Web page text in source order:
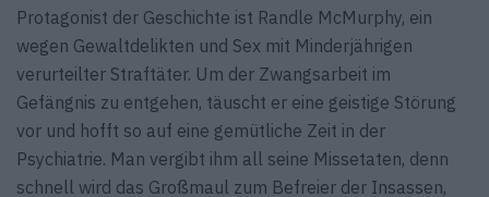
Protagonist der Geschichte ist Randle McMurphy, ein
wegen Gewaltdelikten und Sex mit Minderjährigen
verurteilter Straftäter. Um der Zwangsarbeit im
Gefängnis zu entgehen, täuscht er eine geistige Störung
vor und hofft so auf eine gemütliche Zeit in der
Psychiatrie. Man vergibt ihm all seine Missetaten, denn
schnell wird das Großmaul zum Befreier der Insassen,